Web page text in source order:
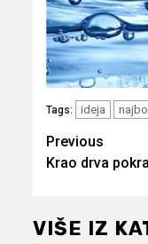
Tags: ideja
Post
Previous
Krao drva
VIŠE IZ